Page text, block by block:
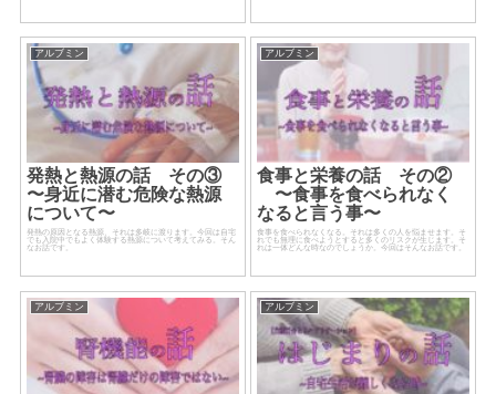
アルブミン
発熱と熱源の話 その③
〜身近に潜む危険な熱源
について〜
発熱の原因となる熱源、それは多岐に渡ります。今回は自宅
でも入院中でもよく体験する熱源について考えてみる。そん
なお話です。
アルブミン
食事と栄養の話 その②
〜食事を食べられなく
なると言う事〜
食事を食べられなくなる。それは多くの人を悩ませます。そ
れでも無理に食べようとすると多くのリスクが生じます。そ
れは一体どんな時なのでしょうか。今回はそんなお話です。
アルブミン アルブミン